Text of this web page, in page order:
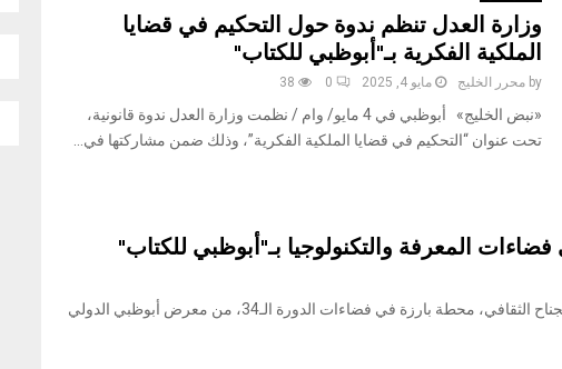
وزارة العدل تنظم ندوة حول التحكيم في قضايا
الملكية الفكرية بـ"أبوظبي للكتاب"
by محرر الخليج مايو 4, 2025 0
38
«نبض الخليج» أبوظبي في 4 مايو/ وام / نظمت وزارة العدل ندوة قانونية،
تحت عنوان “التحكيم في قضايا الملكية الفكرية”، وذلك ضمن مشاركتها في...
المعرفة والتكنولوجيا بـ"أبوظبي للكتاب"
«نبض الخليج» أبوظبي في 3 مايو/ وام/ يشكل الجناح الثقافي، محطة بارزة في فضاءات الدورة الـ34، من معرض أبوظبي الدولي